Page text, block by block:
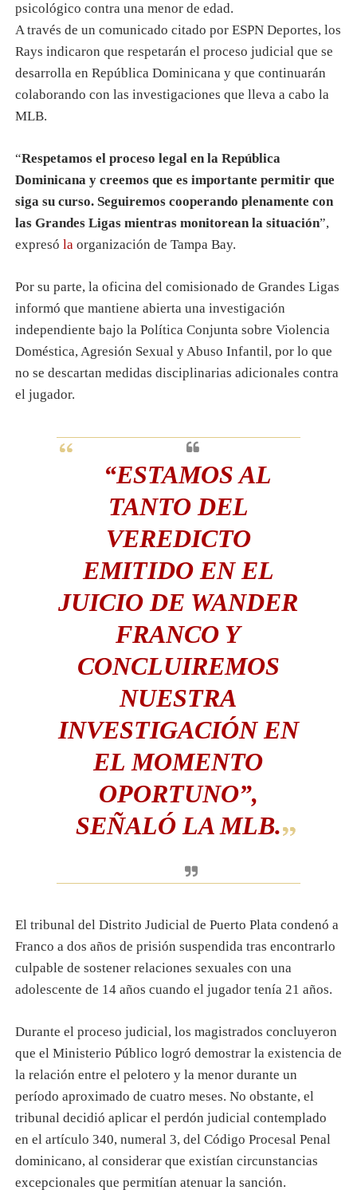
psicológico contra una menor de edad.
A través de un comunicado citado por ESPN Deportes, los
Rays indicaron que respetarán el proceso judicial que se
desarrolla en República Dominicana y que continuarán
colaborando con las investigaciones que lleva a cabo la
MLB.
“Respetamos el proceso legal en la República
Dominicana y creemos que es importante permitir que
siga su curso. Seguiremos cooperando plenamente con
las Grandes Ligas mientras monitorean la situación”,
expresó la organización de Tampa Bay.
Por su parte, la oficina del comisionado de Grandes Ligas
informó que mantiene abierta una investigación
independiente bajo la Política Conjunta sobre Violencia
Doméstica, Agresión Sexual y Abuso Infantil, por lo que
no se descartan medidas disciplinarias adicionales contra
el jugador.
“ESTAMOS AL
TANTO DEL
VEREDICTO
EMITIDO EN EL
JUICIO DE WANDER
FRANCO Y
CONCLUIREMOS
NUESTRA
INVESTIGACIÓN EN
EL MOMENTO
OPORTUNO”,
SEÑALÓ LA MLB.
El tribunal del Distrito Judicial de Puerto Plata condenó a
Franco a dos años de prisión suspendida tras encontrarlo
culpable de sostener relaciones sexuales con una
adolescente de 14 años cuando el jugador tenía 21 años.
Durante el proceso judicial, los magistrados concluyeron
que el Ministerio Público logró demostrar la existencia de
la relación entre el pelotero y la menor durante un
período aproximado de cuatro meses. No obstante, el
tribunal decidió aplicar el perdón judicial contemplado
en el artículo 340, numeral 3, del Código Procesal Penal
dominicano, al considerar que existían circunstancias
excepcionales que permitían atenuar la sanción.